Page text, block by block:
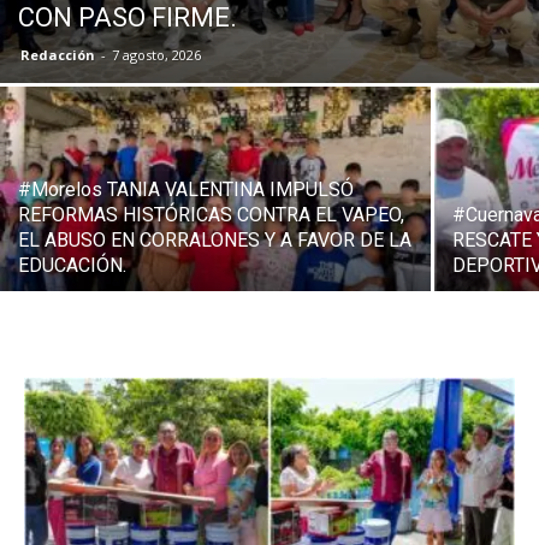
CON PASO FIRME.
Redacción - 7 agosto, 2026
#Morelos TANIA VALENTINA IMPULSÓ
REFORMAS HISTÓRICAS CONTRA EL VAPEO,
EL ABUSO EN CORRALONES Y A FAVOR DE LA
EDUCACIÓN.